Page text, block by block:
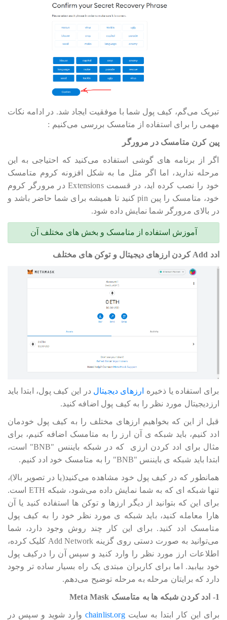
تبریک می‎‎‎‎‎‎گم، کیف پول شما با موفقیت ایجاد شد. در ادامه نکات
مهمی را برای استفاده از متامسک بررسی می‎‎‎‎‎‎کنیم :
پین کرن متامسک در مرورگر
اگر از برنامه های گوشی استفاده می‎‎‎‎‎‎کنید که احتیاجی به این
مرحله ندارید، اما اگر مثل ما به شکل افزونه کروم متامسک
خود را نصب کرده اید، در قسمت Extensions در مرورگر کروم
خود، متامسک را پین pin کنید تا همیشه برای شما حاضر باشد و
در بالای مرورگر شما نمایش داده شود.
آموزش استفاده از متامسک و بخش های مختلف آن
ادد Add کردن ارزهای دیجیتال و توکن های مختلف
برای استفاده یا ذخیره ارزهای دیجیتال در این کیف پول، ابتدا باید
ارزدیجیتال مورد نظر را به کیف پول اضافه کنید.
قبل از این که بخواهیم ارزهای مختلف را به کیف پول خودمان
ادد کنیم، باید شبکه ی آن ارز را به متامسک اضافه کنیم، برای
مثال برای ادد کردن ارزی که در شبکه بایننس "BNB" است،
ابتدا باید شبکه ی بایننس "BNB" را به متامسک خود ادد کنیم.
همانطور که در کیف پول خود مشاهده می‎‎‎‎‎‎کنید(یا در تصویر بالا)،
تنها شبکه ای که به شما نمایش داده می‎‎‎‎‎‎شود، شبکه ETH است.
برای این که بتوانید از دیگر ارزها و توکن ها استفاده کنید یا آن
هارا معامله کنید، باید شبکه ی مورد نظر خود را به کیف پول
متامسک ادد کنید. برای این کار چند روش وجود دارد، شما
می‎‎‎‎‎‎توانید به صورت دستی روی گزینه Add Network کلیک کرده،
اطلاعات ارز مورد نظر را وارد کنید و سپس آن را درکیف پول
خود بیابید. اما برای کاربران مبتدی یک راه بسیار ساده تر وجود
دارد که برایتان مرحله به مرحله توضیح می‎‎‎‎‎‎دهم.
1- ادد کردن شبکه ها به متامسک Meta Mask
برای این کار ابتدا به سایتchainlist.org وارد شوید و سپس در